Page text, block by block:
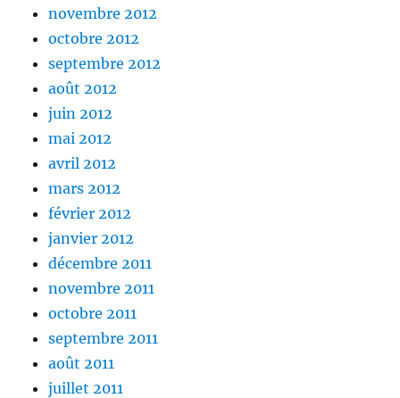
novembre 2012
octobre 2012
septembre 2012
août 2012
juin 2012
mai 2012
avril 2012
mars 2012
février 2012
janvier 2012
décembre 2011
novembre 2011
octobre 2011
septembre 2011
août 2011
juillet 2011